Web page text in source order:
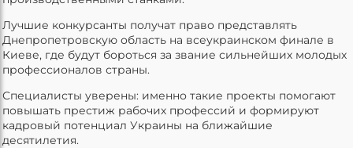
Лучшие конкурсанты получат право представлять
Днепропетровскую область на всеукраинском финале в
Киеве, где будут бороться за звание сильнейших молодых
профессионалов страны.
Специалисты уверены: именно такие проекты помогают
повышать престиж рабочих профессий и формируют
кадровый потенциал Украины на ближайшие
десятилетия.